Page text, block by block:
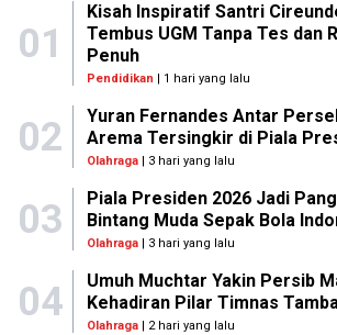
01
Kisah Inspiratif Santri
Tembus UGM Tanpa Tes dan
Penuh
Pendidikan | 1 hari yang lalu
02
Yuran Fernandes Antar
Arema Tersingkir di Piala
Olahraga| 3 hari yang lalu
03
Piala Presiden 2026 Jadi
Bintang Muda Sepak Bola
Olahraga| 3 hari yang lalu
04
Umuh Muchtar Yakin Persib
Kehadiran Pilar Timnas
Olahraga| 2 hari yang lalu